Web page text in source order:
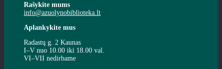
Rašykite mums
info@azuolynobiblioteka.lt
Aplankykite mus
Radastų g. 2 Kaunas
I–V nuo 10.00 iki 18.00 val.
VI–VII nedirbame